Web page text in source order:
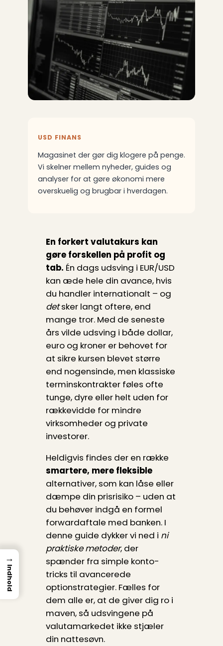
USD FINANS
Magasinet der gør dig klogere på penge.
Vi skelner mellem nyheder, guides og
analyser for at gøre økonomi mere
overskuelig og brugbar i hverdagen.
En forkert valutakurs kan
gøre forskellen på profit og
tab. Én dags udsving i EUR/USD
kan æde hele din avance, hvis
du handler internationalt – og
detsker langt oftere, end
mange tror. Med de seneste
års vilde udsving i både dollar,
euro og kroner er behovet for
at sikre kursen blevet større
end nogensinde, men klassiske
terminskontrakter føles ofte
tunge, dyre eller helt uden for
rækkevidde for mindre
virksomheder og private
investorer.
Heldigvis findes der en række
smartere, mere fleksible
alternativer, som kan låse eller
dæmpe din prisrisiko – uden at
du behøver indgå en formel
forwardaftale med banken. I
denne guide dykker vi ned i ni
praktiske metoder, der
spænder fra simple konto-
tricks til avancerede
optionstrategier. Fælles for
dem alle er, at de giver dig ro i
maven, så udsvingene på
valutamarkedet ikke stjæler
din nattesøvn.
→
Indhold